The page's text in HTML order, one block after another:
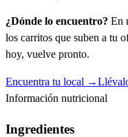
¿Dónde lo encuentro? En
los carritos que suben a tu
hoy, vuelve pronto.
Encuentra tu local →
Información nutricional
Ingredientes